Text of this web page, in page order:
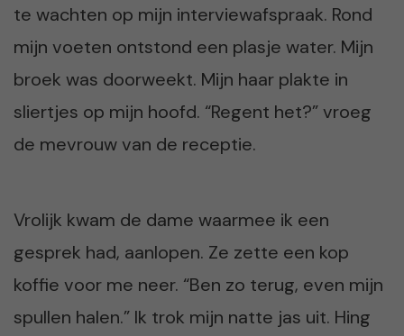
te wachten op mijn interviewafspraak. Rond
mijn voeten ontstond een plasje water. Mijn
broek was doorweekt. Mijn haar plakte in
sliertjes op mijn hoofd. “Regent het?” vroeg
de mevrouw van de receptie.
Vrolijk kwam de dame waarmee ik een
gesprek had, aanlopen. Ze zette een kop
koffie voor me neer. “Ben zo terug, even mijn
spullen halen.” Ik trok mijn natte jas uit. Hing